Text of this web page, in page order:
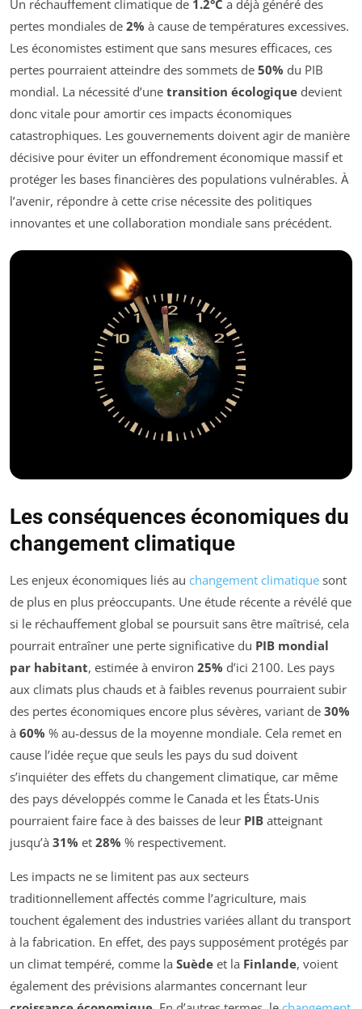
Un réchauffement climatique de 1.2°C a déjà généré des
pertes mondiales de 2% à cause de températures excessives.
Les économistes estiment que sans mesures efficaces, ces
pertes pourraient atteindre des sommets de 50% du PIB
mondial. La nécessité d’une transition écologique devient
donc vitale pour amortir ces impacts économiques
catastrophiques. Les gouvernements doivent agir de manière
décisive pour éviter un effondrement économique massif et
protéger les bases financières des populations vulnérables. À
l’avenir, répondre à cette crise nécessite des politiques
innovantes et une collaboration mondiale sans précédent.
Les conséquences économiques du
changement climatique
Les enjeux économiques liés au changement climatique sont
de plus en plus préoccupants. Une étude récente a révélé que
si le réchauffement global se poursuit sans être maîtrisé, cela
pourrait entraîner une perte significative du PIB mondial
par habitant, estimée à environ 25% d’ici 2100. Les pays
aux climats plus chauds et à faibles revenus pourraient subir
des pertes économiques encore plus sévères, variant de 30%
à 60% % au-dessus de la moyenne mondiale. Cela remet en
cause l’idée reçue que seuls les pays du sud doivent
s’inquiéter des effets du changement climatique, car même
des pays développés comme le Canada et les États-Unis
pourraient faire face à des baisses de leur PIB atteignant
jusqu’à 31% et 28% % respectivement.
Les impacts ne se limitent pas aux secteurs
traditionnellement affectés comme l’agriculture, mais
touchent également des industries variées allant du transport
à la fabrication. En effet, des pays supposément protégés par
un climat tempéré, comme la Suède et la Finlande, voient
également des prévisions alarmantes concernant leur